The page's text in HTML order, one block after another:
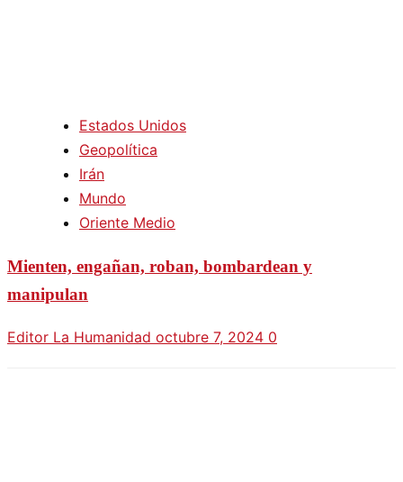
Estados Unidos
Geopolítica
Irán
Mundo
Oriente Medio
Mienten, engañan, roban, bombardean y
manipulan
Editor La Humanidad octubre 7, 2024 0